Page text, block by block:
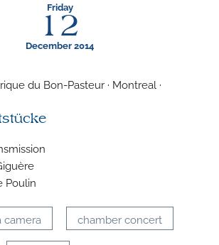
Friday
12
December 2014
du Bon-Pasteur · Montreal ·
Poulin
camera chamber concert